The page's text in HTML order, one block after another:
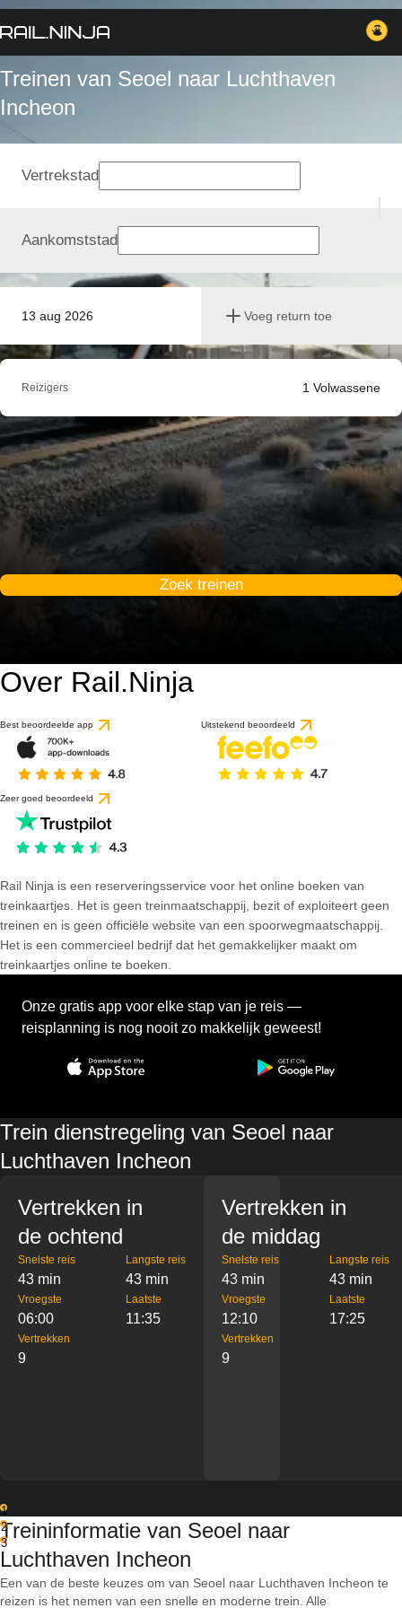
Treinen van Seoel naar Luchthaven
Incheon
13 aug 2026 Voeg return toe
Vertrekstad
Aankomststad
Reizigers 1 Volwassene
Zoek treinen
Over Rail.Ninja
Best beoordeelde app Uitstekend beoordeeld
Zeer goed beoordeeld
Rail Ninja is een reserveringsservice voor het online boeken van
treinkaartjes. Het is geen treinmaatschappij, bezit of exploiteert geen
treinen en is geen officiële website van een spoorwegmaatschappij.
Het is een commercieel bedrijf dat het gemakkelijker maakt om
treinkaartjes online te boeken.
Onze gratis app voor elke stap van je reis —
reisplanning is nog nooit zo makkelijk geweest!
Trein dienstregeling van Seoel naar
Luchthaven Incheon
Vertrekken in
de ochtend
Snelste reis
43 min
Langste reis
43 min
Vroegste
06:00
Laatste
11:35
Vertrekken
9
Vertrekken in
de middag
Snelste reis
43 min
Langste reis
43 min
Vroegste
12:10
Laatste
17:25
Vertrekken
9
1
2
3
Treininformatie van Seoel naar
Luchthaven Incheon
Een van de beste keuzes om van Seoel naar Luchthaven Incheon te
reizen is het nemen van een snelle en moderne trein. Alle
gebaseerd op 1